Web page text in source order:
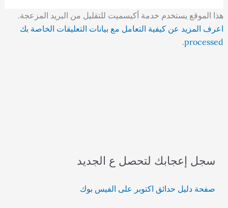
هذا الموقع يستخدم خدمة أكيسميت للتقليل من البريد المزعجة.
اعرف المزيد عن كيفية التعامل مع بيانات التعليقات الخاصة بك
processed
.
سجل إعجابك لتحصل ع الجديد
صفحة دليل حدائق اكتوبر على الفيس بوك